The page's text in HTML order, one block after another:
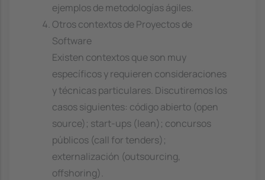
ejemplos de metodologías ágiles.
Otros contextos de Proyectos de
Software
Existen contextos que son muy
específicos y requieren consideraciones
y técnicas particulares. Discutiremos los
casos siguientes: código abierto (open
source); start-ups (lean); concursos
públicos (call for tenders);
externalización (outsourcing,
offshoring).